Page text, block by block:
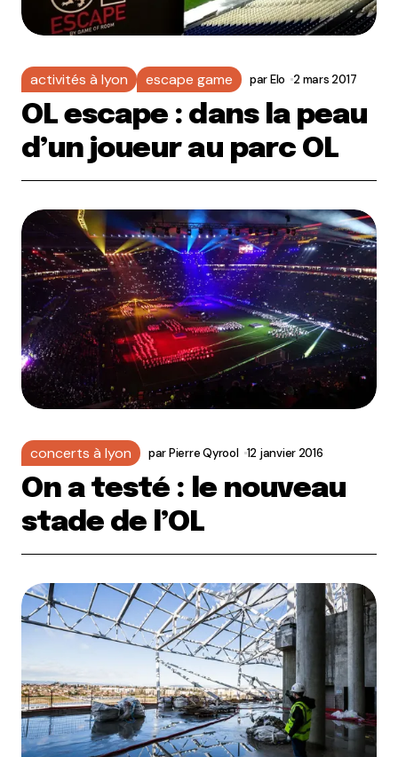
activités à lyon escape game parElo 2 mars 2017
OL escape : dans la peau
d’un joueur au parc OL
concerts à lyon parPierre Qyrool 12 janvier 2016
On a testé : le nouveau
stade de l’OL